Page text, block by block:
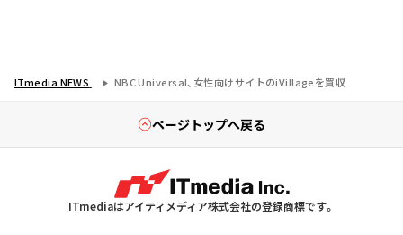
ITmedia NEWS NBC Universal、女性向けサイトのiVillageを買収
ページトップへ戻る
ITmediaはアイティメディア株式会社の登録商標です。